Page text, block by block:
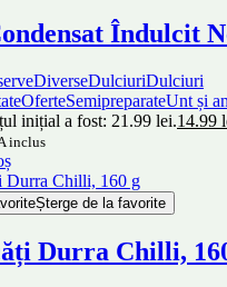
Îndulcit
DiverseDulciuriDulciuri
OferteSemipreparateUnt și
inițial a fost: 21.99 lei.14.99
inclus
Șterge de la favorite
Durra Chilli,